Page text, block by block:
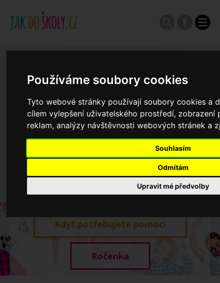
Používáme soubory cookies
Tyto webové stránky používají soubory cookies a
cílem vylepšení uživatelského prostředí, zobrazení
reklam, analýzy návštěvnosti webových stránek a
Souhlasím
Odmítám
Upravit mé předvolby
Výroční zprávy
Spádové oblasti ZŠ
Koncepce školství
Dny otevřených dveří ZŠ
Když potřebujete pomoci
Ročenka